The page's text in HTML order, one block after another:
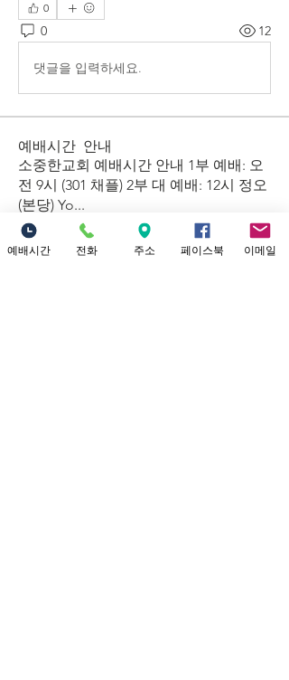
0
0 12
댓글을 입력하세요.
예배시간 안내
​소중한교회 예배시간 안내 1부 예배: 오
전 9시 (301 채플) 2부 대 예배: 12시 정오
(본당) Yo...
더보기
예배시간 전화 주소 페이스북 이메일